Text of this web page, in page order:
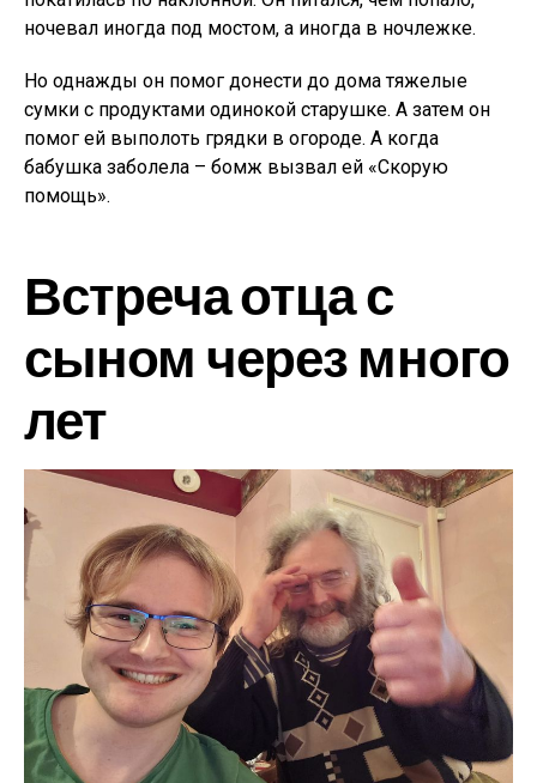
ночевал иногда под мостом, а иногда в ночлежке.
Но однажды он помог донести до дома тяжелые
сумки с продуктами одинокой старушке. А затем он
помог ей выполоть грядки в огороде. А когда
бабушка заболела – бомж вызвал ей «Скорую
помощь».
Встреча отца с
сыном через много
лет